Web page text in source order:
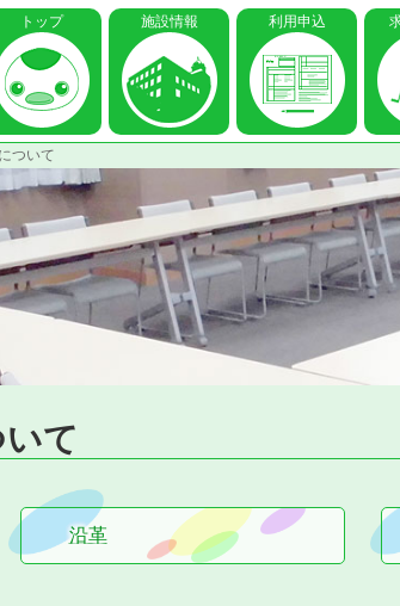
トップ 施設情報 利用申込
ついて
て
沿革